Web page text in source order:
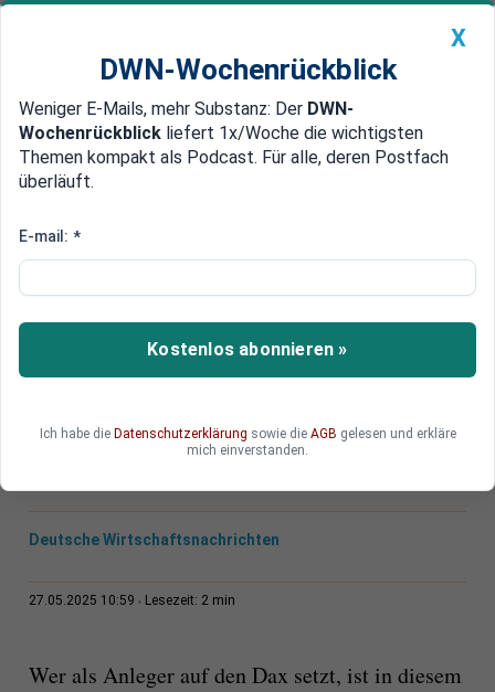
Newsticker MEIN DWN: Geldanlage Premium
Edelmetalle DWN-Magazin China
Dax erreicht Rekordhoch
starken Rüstungswerten, sinkender Inflation und
einem Milliardenpaket aus Berlin. Trotz
gut gehen?
Deutsche Wirtschaftsnachrichten
27.05.2025 10:59 Lesezeit: 2 min
Wer als Anleger auf den Dax setzt, ist in diesem
X
DWN-Wochenrückblick
Weniger E-Mails, mehr Substanz: Der DWN-
Wochenrückblick liefert 1x/Woche die wichtigsten
Themen kompakt als Podcast. Für alle, deren Postfach
überläuft.
E-mail: *
Kostenlos abonnieren »
Ich habe die Datenschutzerklärung sowie die AGB gelesen und erkläre
mich einverstanden.